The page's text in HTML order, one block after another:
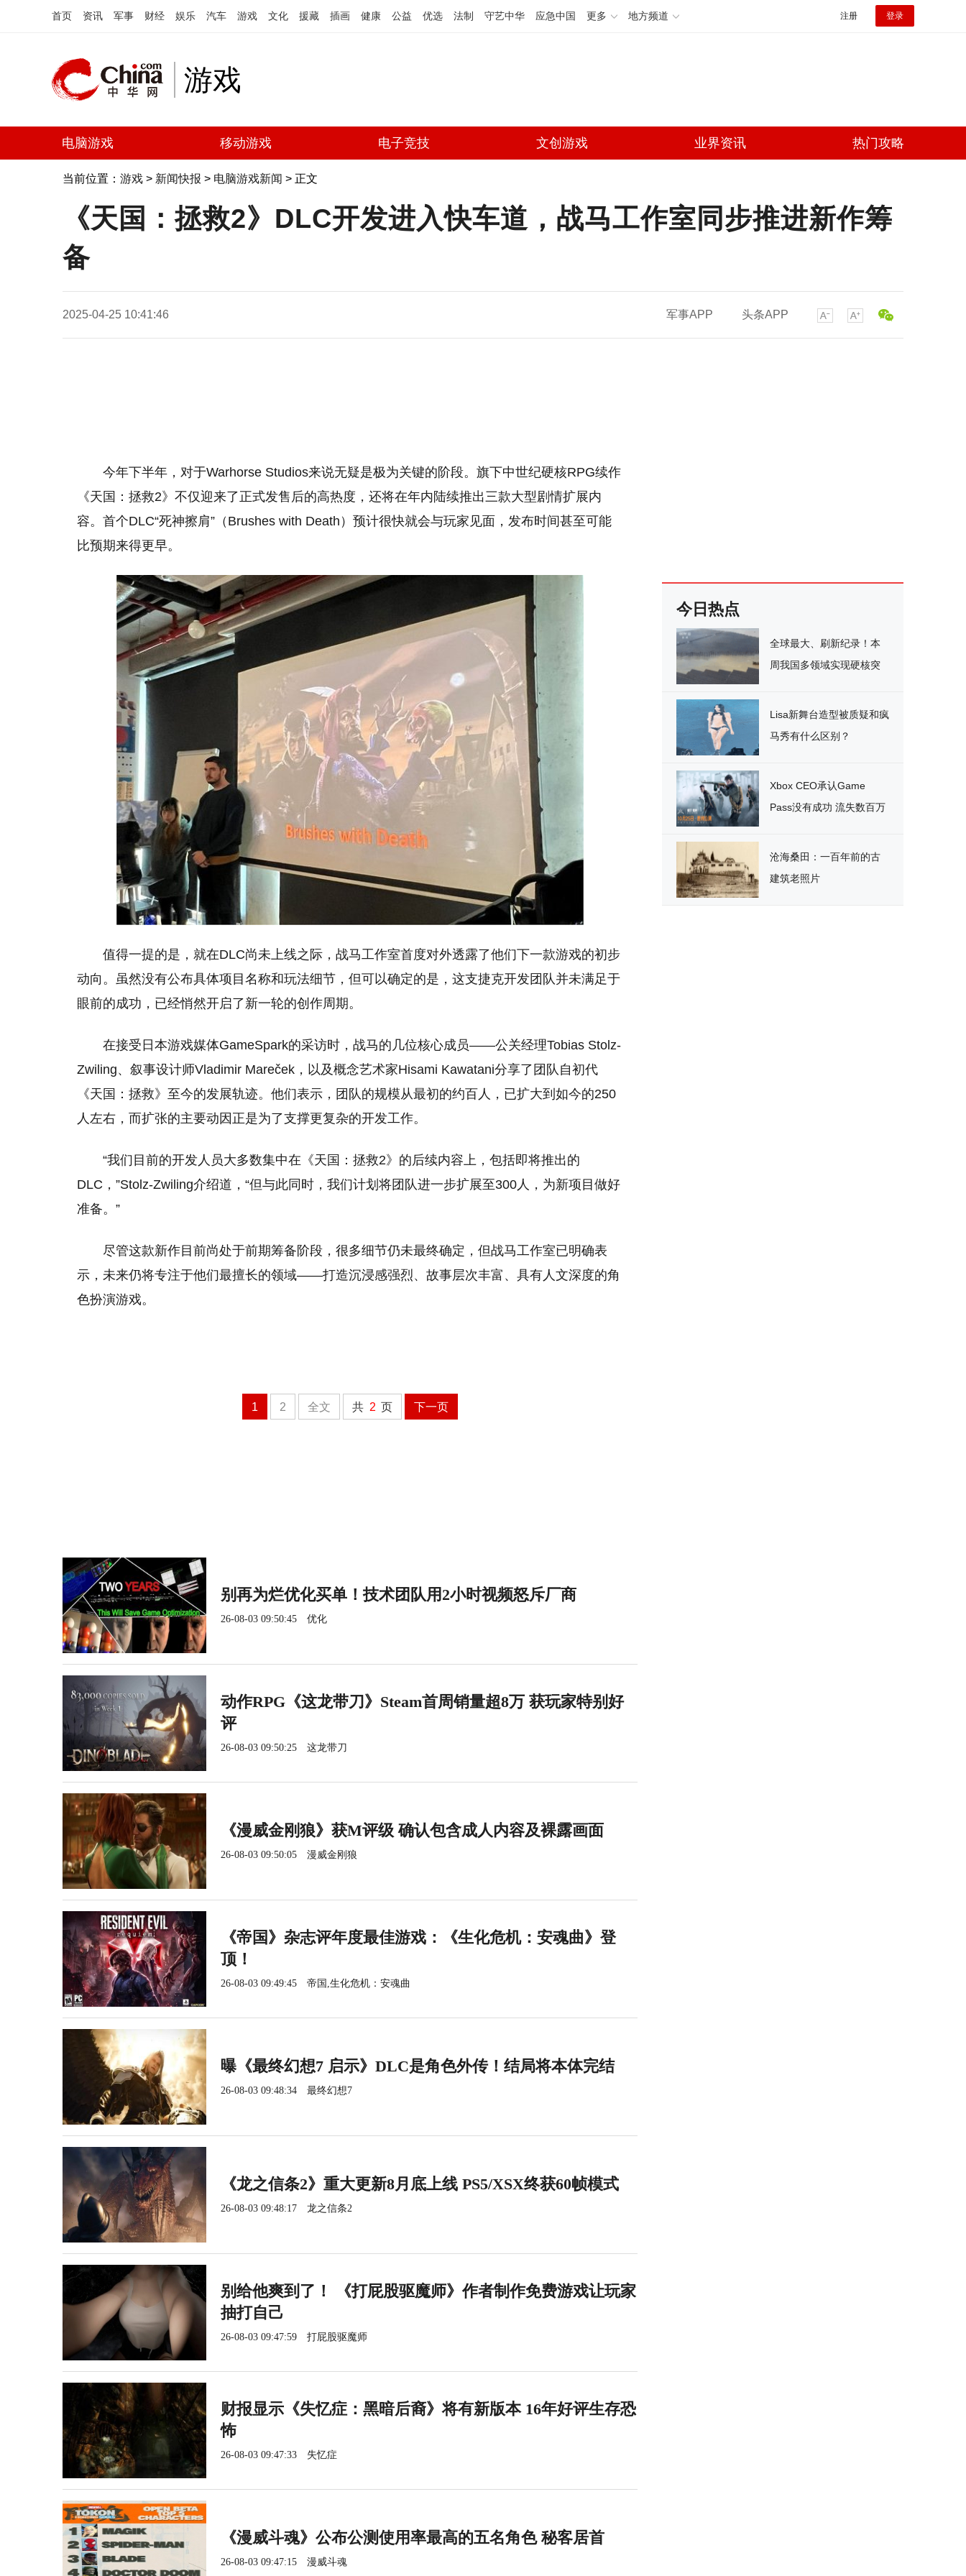
首页 资讯 军事 财经 娱乐 汽车 游戏 文化 援藏 插画 健康 公益 优选 法制 守艺中华 应急中国 更多 地方频道 注册 登录
游戏
电脑游戏 移动游戏 电子竞技 文创游戏 业界资讯 热门攻略
当前位置： 游戏 > 新闻快报 > 电脑游戏新闻 > 正文
《天国：拯救2》DLC开发进入快车道，战马工作室同步推进新作筹
备
2025-04-25 10:41:46 军事APP 头条APP
今年下半年，对于Warhorse Studios来说无疑是极为关键的阶段。旗下中世纪硬核RPG续作
《天国：拯救2》不仅迎来了正式发售后的高热度，还将在年内陆续推出三款大型剧情扩展内
容。首个DLC“死神擦肩”（Brushes with Death）预计很快就会与玩家见面，发布时间甚至可能
比预期来得更早。
值得一提的是，就在DLC尚未上线之际，战马工作室首度对外透露了他们下一款游戏的初步
动向。虽然没有公布具体项目名称和玩法细节，但可以确定的是，这支捷克开发团队并未满足于
眼前的成功，已经悄然开启了新一轮的创作周期。
在接受日本游戏媒体GameSpark的采访时，战马的几位核心成员——公关经理Tobias Stolz-
Zwiling、叙事设计师Vladimir Mareček，以及概念艺术家Hisami Kawatani分享了团队自初代
《天国：拯救》至今的发展轨迹。他们表示，团队的规模从最初的约百人，已扩大到如今的250
人左右，而扩张的主要动因正是为了支撑更复杂的开发工作。
“我们目前的开发人员大多数集中在《天国：拯救2》的后续内容上，包括即将推出的
DLC，”Stolz-Zwiling介绍道，“但与此同时，我们计划将团队进一步扩展至300人，为新项目做好
准备。”
尽管这款新作目前尚处于前期筹备阶段，很多细节仍未最终确定，但战马工作室已明确表
示，未来仍将专注于他们最擅长的领域——打造沉浸感强烈、故事层次丰富、具有人文深度的角
色扮演游戏。
1 2 全文 共 2 页 下一页
别再为烂优化买单！技术团队用2小时视频怒斥厂商
26-08-03 09:50:45 优化
动作RPG《这龙带刀》Steam首周销量超8万 获玩家特别好
评
26-08-03 09:50:25 这龙带刀
《漫威金刚狼》获M评级 确认包含成人内容及裸露画面
26-08-03 09:50:05 漫威金刚狼
《帝国》杂志评年度最佳游戏：《生化危机：安魂曲》登
顶！
26-08-03 09:49:45 帝国,生化危机：安魂曲
曝《最终幻想7 启示》DLC是角色外传！结局将本体完结
26-08-03 09:48:34 最终幻想7
《龙之信条2》重大更新8月底上线 PS5/XSX终获60帧模式
26-08-03 09:48:17 龙之信条2
别给他爽到了！ 《打屁股驱魔师》作者制作免费游戏让玩家
抽打自己
26-08-03 09:47:59 打屁股驱魔师
财报显示《失忆症：黑暗后裔》将有新版本 16年好评生存恐
怖
26-08-03 09:47:33 失忆症
《漫威斗魂》公布公测使用率最高的五名角色 秘客居首
26-08-03 09:47:15 漫威斗魂
今日热点
全球最大、刷新纪录！本
周我国多领域实现硬核突
Lisa新舞台造型被质疑和疯
马秀有什么区别？
Xbox CEO承认Game
Pass没有成功 流失数百万
沧海桑田：一百年前的古
建筑老照片